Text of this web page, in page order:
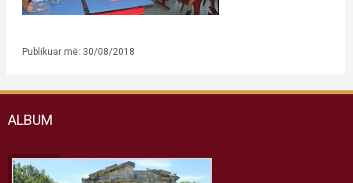
Publikuar më: 30/08/2018
ALBUM